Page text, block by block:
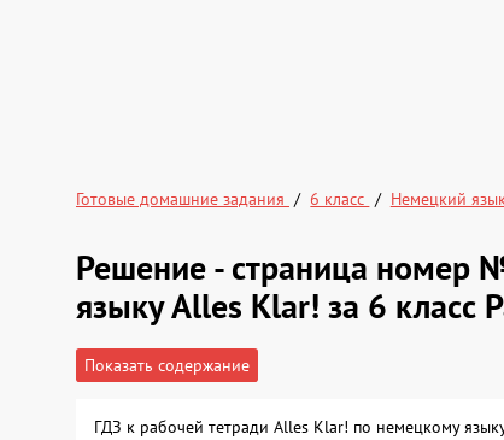
Готовые домашние задания 6 класс Немецкий
Решение - страница
языку Alles Klar! за 6 класс
Показать содержание
ГДЗ к рабочей тетради Alles Klar! по немецкому